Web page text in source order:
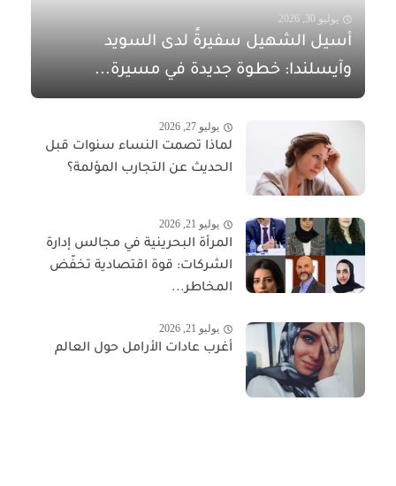
يوليو 30, 2026
أسيل الشهيل سفيرةً لدى السويد
وآيسلندا: خطوة جديدة في مسيرة...
يوليو 27, 2026
لماذا تصمت النساء سنوات قبل
الحديث عن التجارب المؤلمة؟
يوليو 21, 2026
المرأة البحرينية في مجالس إدارة
الشركات: قوة اقتصادية تخفّض
المخاطر...
يوليو 21, 2026
أغرب عادات الأرامل حول العالم